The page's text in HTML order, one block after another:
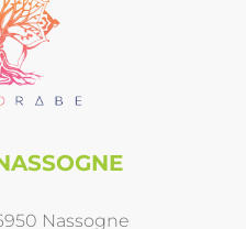
Nassogne